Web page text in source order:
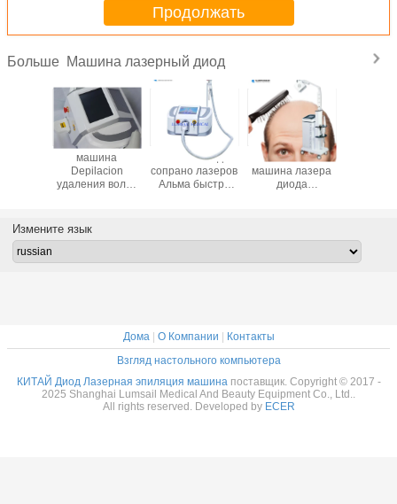
Продолжать
Больше Машина лазерный диод
машина лазера
диода
ИСО13485
выпадения волос
волос лазера
Хирургическая
липосакция
лазера
вертикальное
оборудование
лазера диода
Измените язык
Дома| О Компании
Контакты
Взгляд настольного компьютера
КИТАЙ Диод Лазерная эпиляция машинапоставщик. Copyright © 2017 -
2025 Shanghai Lumsail Medical And Beauty Equipment Co., Ltd..
All rights reserved. Developed by ECER